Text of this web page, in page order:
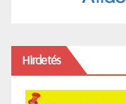
Hirdetés